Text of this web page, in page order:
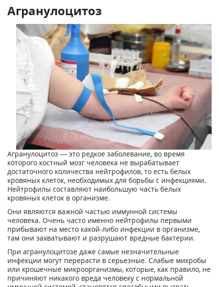
Агранулоцитоз
Агранулоцитоз — это редкое заболевание, во время
которого костный мозг человека не вырабатывает
достаточного количества нейтрофилов, то есть белых
кровяных клеток, необходимых для борьбы с инфекциями.
Нейтрофилы составляют наибольшую часть белых
кровяных клеток в организме.
Они являются важной частью иммунной системы
человека. Очень часто именно нейтрофилы первыми
прибывают на место какой-либо инфекции в организме,
там они захватывают и разрушают вредные бактерии.
При агранулоцитозе даже самые незначительные
инфекции могут перерасти в серьезные. Слабые микробы
или крошечные микроорганизмы, которые, как правило, не
причиняют никакого вреда человеку с нормальной